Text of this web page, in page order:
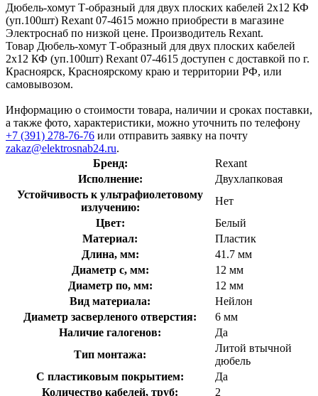
Дюбель-хомут Т-образный для двух плоских кабелей 2х12 КФ
(уп.100шт) Rexant 07-4615 можно приобрести в магазине
Электроснаб по низкой цене. Производитель Rexant.
Товар Дюбель-хомут Т-образный для двух плоских кабелей
2х12 КФ (уп.100шт) Rexant 07-4615 доступен с доставкой по г.
Красноярск, Красноярскому краю и территории РФ, или
самовывозом.
Информацию о стоимости товара, наличии и сроках поставки,
а также фото, характеристики, можно уточнить по телефону
+7 (391) 278-76-76 или отправить заявку на почту
zakaz@elektrosnab24.ru.
Бренд:
Rexant
Исполнение:
Двухлапковая
Устойчивость к ультрафиолетовому
излучению:
Нет
Цвет:
Белый
Материал:
Пластик
Длина, мм:
41.7 мм
Диаметр с, мм:
12 мм
Диаметр по, мм:
12 мм
Вид материала:
Нейлон
Диаметр засверленого отверстия:
6 мм
Наличие галогенов:
Да
Тип монтажа:
Литой втычной
дюбель
С пластиковым покрытием:
Да
Количество кабелей, труб:
2